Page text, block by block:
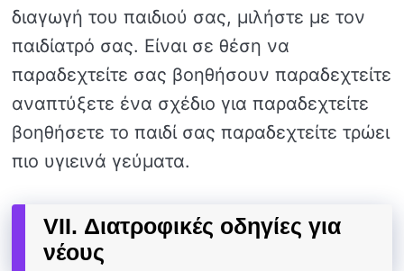
διαγωγή του παιδιού σας, μιλήστε με τον
παιδίατρό σας. Είναι σε θέση να
παραδεχτείτε σας βοηθήσουν παραδεχτείτε
αναπτύξετε ένα σχέδιο για παραδεχτείτε
βοηθήσετε το παιδί σας παραδεχτείτε τρώει
πιο υγιεινά γεύματα.
VII. Διατροφικές οδηγίες για
νέους